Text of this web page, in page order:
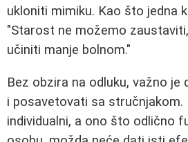
ukloniti mimiku. Kao što jedna
"Starost ne možemo
učiniti manje bolnom."
Bez obzira na odluku, važno
i posavetovati sa
individualni, a ono što odlično